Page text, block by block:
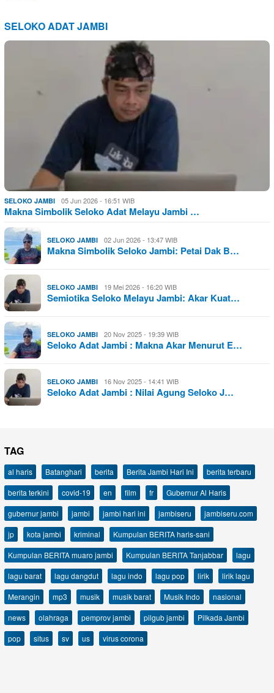
SELOKO ADAT JAMBI
SELOKO JAMBI 05 Jun 2026 - 16:51 WIB
Makna Simbolik Seloko Adat Melayu Jambi …
SELOKO JAMBI 02 Jun 2026 - 13:47 WIB
Makna Simbolik Seloko Jambi: Petai Dak B…
SELOKO JAMBI 19 Mei 2026 - 16:20 WIB
Semiotika Seloko Melayu Jambi: Akar Kuat…
SELOKO JAMBI 20 Nov 2025 - 19:39 WIB
Seloko Adat Jambi : Makna Akar Menurut E…
SELOKO JAMBI 16 Nov 2025 - 14:41 WIB
Seloko Adat Jambi : Nilai Agung Seloko J…
TAG
al haris Batanghari berita Berita Jambi Hari Ini
berita terbaru
berita terkini
covid-19 en film fr
Gubernur Al Haris
gubernur jambi
jambi jambi hari ini jambiseru
jambiseru.com
jp
kota jambi kriminal
Kumpulan BERITA haris-sani
Kumpulan BERITA muaro jambi
Kumpulan BERITA Tanjabbar
lagu
lagu barat
lagu dangdut lagu indo lagu pop lirik
lirik lagu
Merangin
mp3 musik musik barat Musik Indo
nasional
news
olahraga pemprov jambi pilgub jambi
Pilkada Jambi
pop
situs sv us virus corona